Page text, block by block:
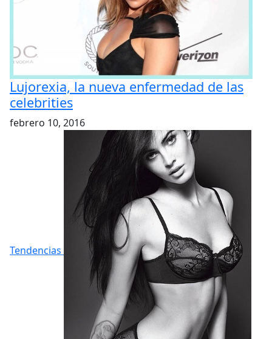
Lujorexia, la nueva enfermedad de las
celebrities
febrero 10, 2016
Tendencias